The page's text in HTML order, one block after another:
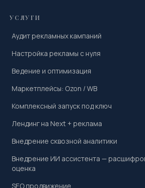
УСЛУГИ
Аудит рекламных кампаний
Настройка рекламы с нуля
Ведение и оптимизация
Маркетплейсы: Ozon / WB
Комплексный запуск под ключ
Лендинг на Next + реклама
Внедрение сквозной аналитики
Внедрение ИИ ассистента —
оценка
SEO продвижение